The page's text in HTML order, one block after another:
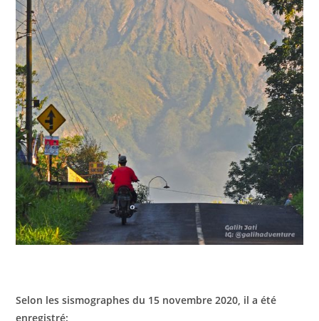
Selon les sismographes du 15 novembre 2020, il a été
enregistré: